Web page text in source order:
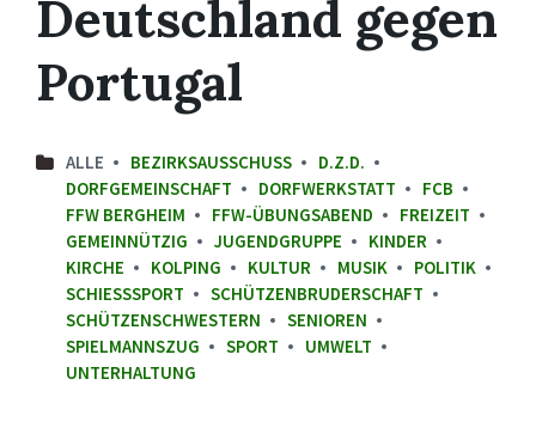
Deutschland gegen
Portugal
ALLE BEZIRKSAUSSCHUSS
D.Z.D.
DORFGEMEINSCHAFT
DORFWERKSTATT
FCB
FFW BERGHEIM
FFW-ÜBUNGSABEND
FREIZEIT
GEMEINNÜTZIG
JUGENDGRUPPE
KINDER
KIRCHE
KOLPING KULTUR MUSIK
POLITIK
SCHIESSSPORT
SCHÜTZENBRUDERSCHAFT
SCHÜTZENSCHWESTERN
SENIOREN
SPIELMANNSZUG
SPORT
UMWELT
UNTERHALTUNG